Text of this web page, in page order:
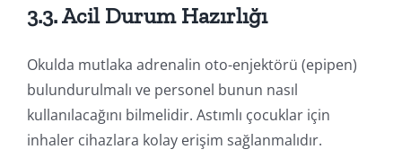
3.3. Acil Durum Hazırlığı
Okulda mutlaka adrenalin oto-enjektörü (epipen)
bulundurulmalı ve personel bunun nasıl
kullanılacağını bilmelidir. Astımlı çocuklar için
inhaler cihazlara kolay erişim sağlanmalıdır.